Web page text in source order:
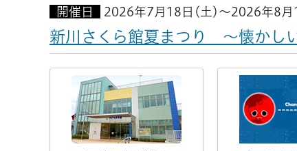
開催日 2026年7月18日(土)～2026年8月
新川さくら館夏まつり ～懐かし